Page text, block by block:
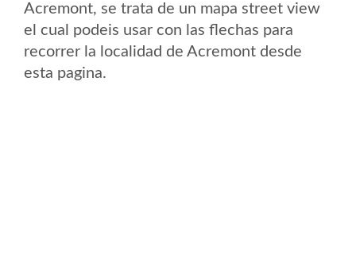
Acremont, se trata de un mapa street view
el cual podeis usar con las flechas para
recorrer la localidad de Acremont desde
esta pagina.